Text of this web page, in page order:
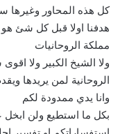
كل هذه المحاور وغيرها
هدفنا اولا قبل كل شئ
مملكة الروحانيات
ولا الشيخ الكبير ولا
الروحانية لمن يريدها
وانا يدي ممدودة لكم
بكل ما استطيع ولن